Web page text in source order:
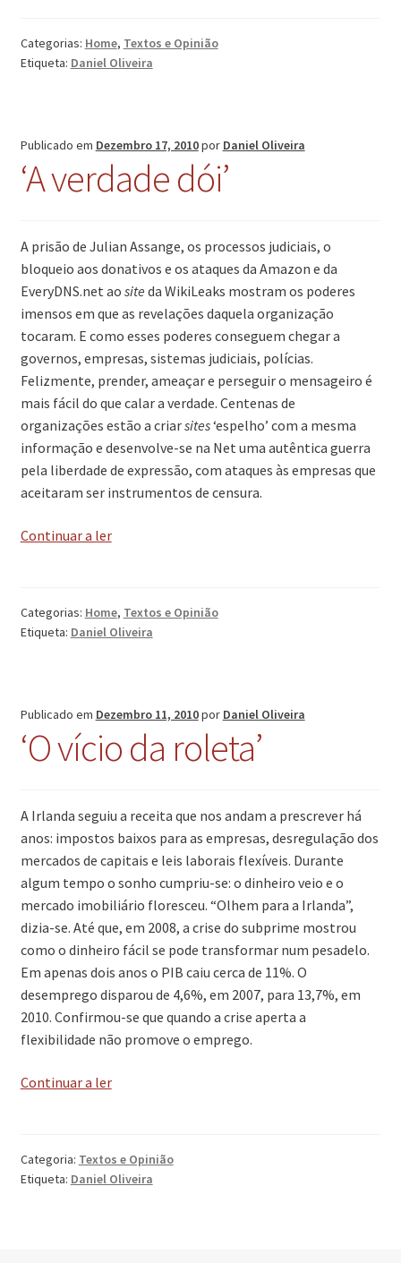
Categorias: Home, Textos e Opinião
Etiqueta: Daniel Oliveira
Publicado em Dezembro 17, 2010por Daniel Oliveira
‘A verdade dói’
A prisão de Julian Assange, os processos judiciais, o
bloqueio aos donativos e os ataques da Amazon e da
EveryDNS.net ao site da WikiLeaks mostram os poderes
imensos em que as revelações daquela organização
tocaram. E como esses poderes conseguem chegar a
governos, empresas, sistemas judiciais, polícias.
Felizmente, prender, ameaçar e perseguir o mensageiro é
mais fácil do que calar a verdade. Centenas de
organizações estão a criarsites‘espelho’ com a mesma
informação e desenvolve-se na Net uma autêntica guerra
pela liberdade de expressão, com ataques às empresas que
aceitaram ser instrumentos de censura.
Continuar a ler‘A
Categorias: Home, Textos e Opinião
Etiqueta: Daniel Oliveira
Publicado em Dezembro 11, 2010por Daniel Oliveira
‘O vício da roleta’
A Irlanda seguiu a receita que nos andam a prescrever há
anos: impostos baixos para as empresas, desregulação dos
mercados de capitais e leis laborais flexíveis. Durante
algum tempo o sonho cumpriu-se: o dinheiro veio e o
mercado imobiliário floresceu. “Olhem para a Irlanda”,
dizia-se. Até que, em 2008, a crise do subprime mostrou
como o dinheiro fácil se pode transformar num pesadelo.
Em apenas dois anos o PIB caiu cerca de 11%. O
desemprego disparou de 4,6%, em 2007, para 13,7%, em
2010. Confirmou-se que quando a crise aperta a
flexibilidade não promove o emprego.
Continuar a ler‘O
Categoria: Textos e Opinião
Etiqueta: Daniel Oliveira